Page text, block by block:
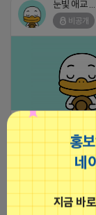
홍
네
지금 바
비공개
2025-08-05 18:58
비공개